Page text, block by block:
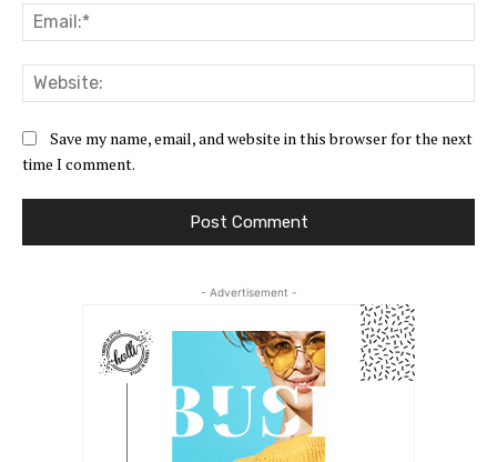
Save my name, email, and website in this browser for the next
time I comment.
- Advertisement -